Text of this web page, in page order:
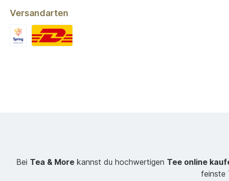
Versandarten
Bei Tea & Morekannst du hochwertigen Tee online
feinste